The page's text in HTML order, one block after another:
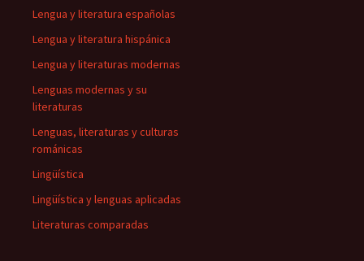
Lengua y literatura españolas
Lengua y literatura hispánica
Lengua y literaturas modernas
Lenguas modernas y su
literaturas
Lenguas, literaturas y culturas
románicas
Lingüística
Lingüística y lenguas aplicadas
Literaturas comparadas